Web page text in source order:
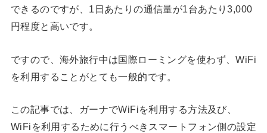
できるのですが、1日あたりの通信量が1台あたり3,000
円程度と高いです。
ですので、海外旅行中は国際ローミングを使わず、WiFi
を利用することがとても一般的です。
この記事では、ガーナでWiFiを利用する方法及び、
WiFiを利用するために行うべきスマートフォン側の設定